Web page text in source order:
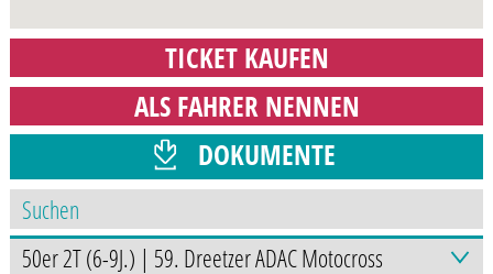
TICKET KAUFEN
ALS FAHRER NENNEN
DOKUMENTE
ZEITPLAN